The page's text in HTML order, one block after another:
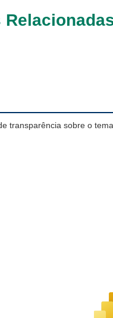
transparência sobre o